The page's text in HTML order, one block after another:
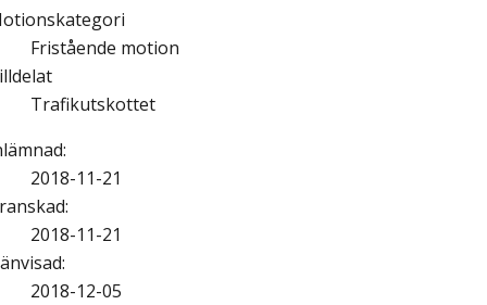
Fristående motion
Trafikutskottet
:
2018-11-21
:
2018-11-21
:
2018-12-05